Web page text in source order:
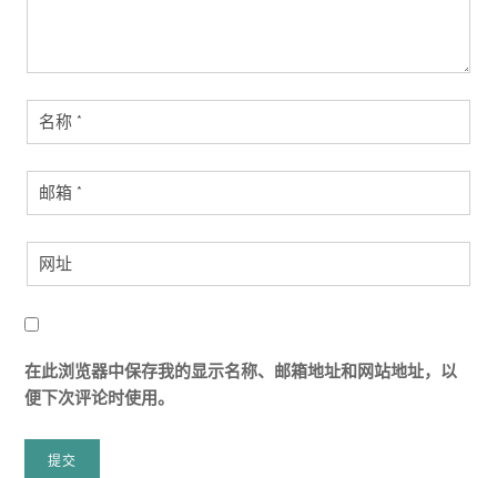
在此浏览器中保存我的显示名称、邮箱地址和网站地址，以
便下次评论时使用。